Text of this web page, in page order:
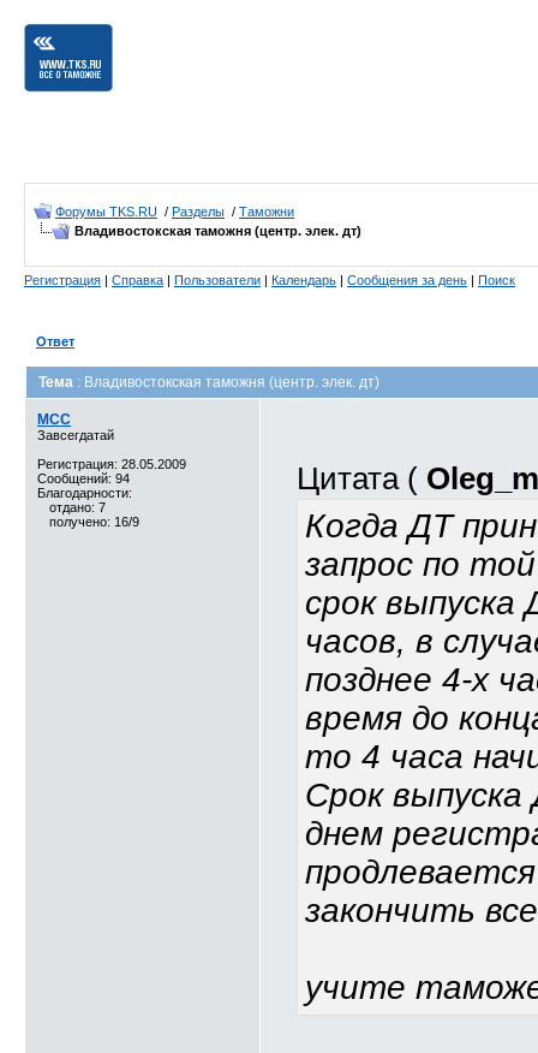
Форумы TKS.RU / Разделы / Таможни
Владивостокская таможня (центр. элек. дт)
Регистрация | Справка | Пользователи | Календарь | Сообщения за день | Поиск
Ответ
Тема : Владивостокская таможня (центр. элек. дт)
MCC
Завсегдатай
Регистрация: 28.05.2009
Сообщений: 94
Благодарности:
отдано: 7
получено: 16/9
Цитата (
Когда ДТ
запрос по
срок
часов, в
позднее 4-х
время до
то 4 часа
Срок
днем
закончить
учите